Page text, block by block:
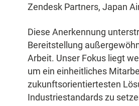
Zendesk Partners, Japan
Diese Anerkennung
Bereitstellung
Arbeit. Unser Fokus liegt
um ein einheitliches
zukunftsorientiertesten
Industriestandards zu